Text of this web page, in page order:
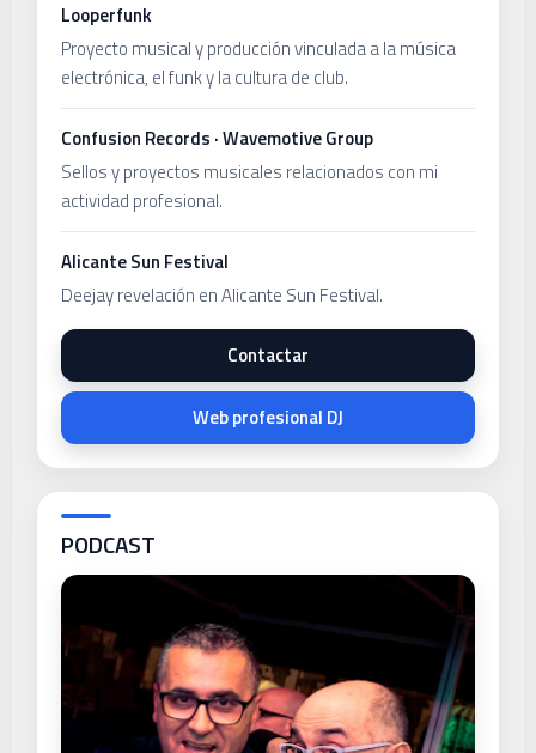
Looperfunk
Proyecto musical y producción vinculada a la música
electrónica, el funk y la cultura de club.
Confusion Records · Wavemotive Group
Sellos y proyectos musicales relacionados con mi
actividad profesional.
Alicante Sun Festival
Deejay revelación en Alicante Sun Festival.
Contactar
Web profesional DJ
PODCAST